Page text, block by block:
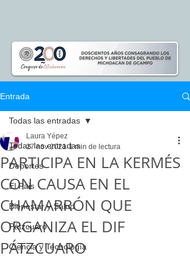
Entrada
Todas las entradas
Deportes
El Pais
Bienestar y Salud
Pátzcuaro
Ciencia y Tecnología
Todas las entradas
PARTICIPA EN LA KERMÉS
CON CAUSA EN EL
CHAMARRÓN QUE
ORGANIZA EL DIF
PÁTZCUARO
Laura Yépez
27 nov 2021 1 min de lectura